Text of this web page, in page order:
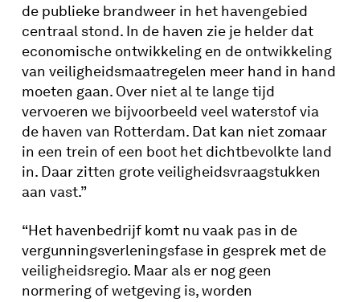
de publieke brandweer in het havengebied
centraal stond. In de haven zie je helder dat
economische ontwikkeling en de ontwikkeling
van veiligheidsmaatregelen meer hand in hand
moeten gaan. Over niet al te lange tijd
vervoeren we bijvoorbeeld veel waterstof via
de haven van Rotterdam. Dat kan niet zomaar
in een trein of een boot het dichtbevolkte land
in. Daar zitten grote veiligheidsvraagstukken
aan vast.”
“Het havenbedrijf komt nu vaak pas in de
vergunningsverleningsfase in gesprek met de
veiligheidsregio. Maar als er nog geen
normering of wetgeving is, worden